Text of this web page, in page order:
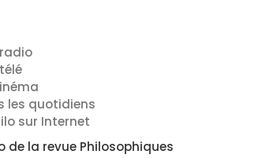
les quotidiens
sur Internet
de la revue Philosophiques